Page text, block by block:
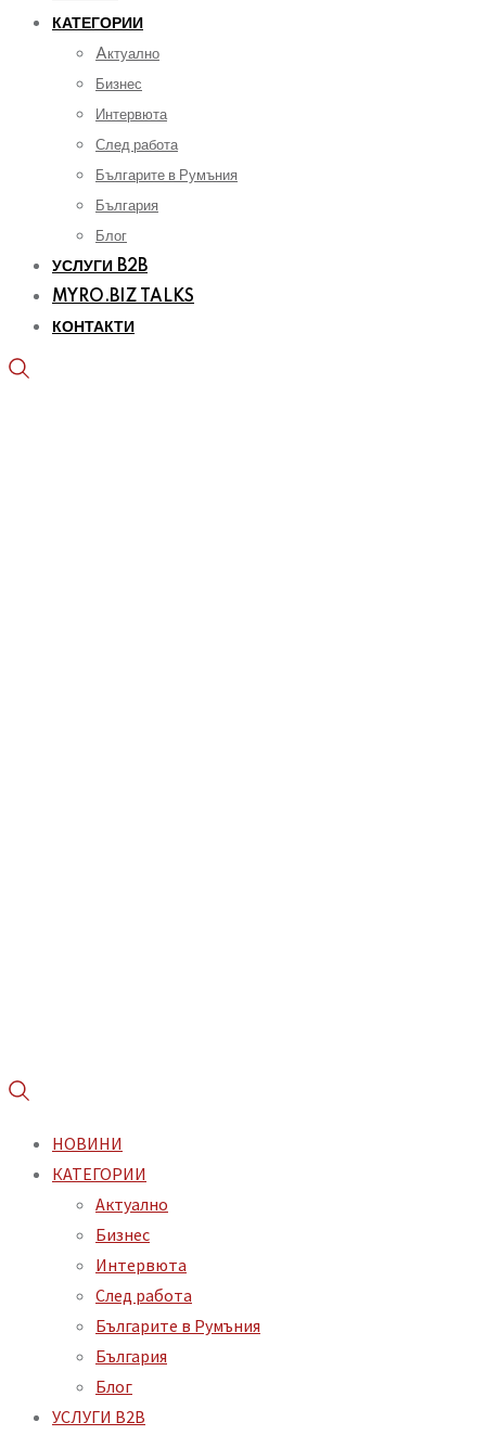
КАТЕГОРИИ
Aктуално
Бизнес
Интервюта
След работа
Българите в Румъния
България
Блог
УСЛУГИ B2B
MYRO.BIZ TALKS
КОНТАКТИ
НОВИНИ
КАТЕГОРИИ
Aктуално
Бизнес
Интервюта
След работа
Българите в Румъния
България
Блог
УСЛУГИ B2B